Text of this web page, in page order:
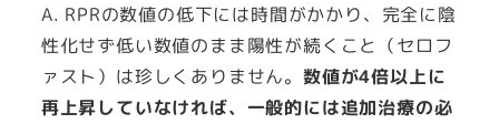
A. RPRの数値の低下には時間がかかり、完全に陰
性化せず低い数値のまま陽性が続くこと（セロフ
ァスト）は珍しくありません。 数値が4倍以上に
再上昇していなければ、一般的には追加治療の必